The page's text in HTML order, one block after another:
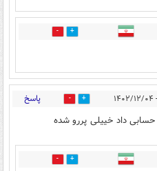
1
1 پاسخ
داد خییلی پررو شده
0